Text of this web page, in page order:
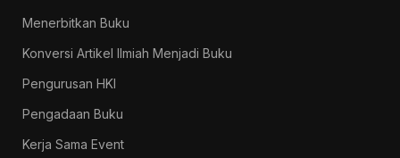
Menerbitkan Buku
Konversi Artikel Ilmiah Menjadi Buku
Pengurusan HKI
Pengadaan Buku
Kerja Sama Event